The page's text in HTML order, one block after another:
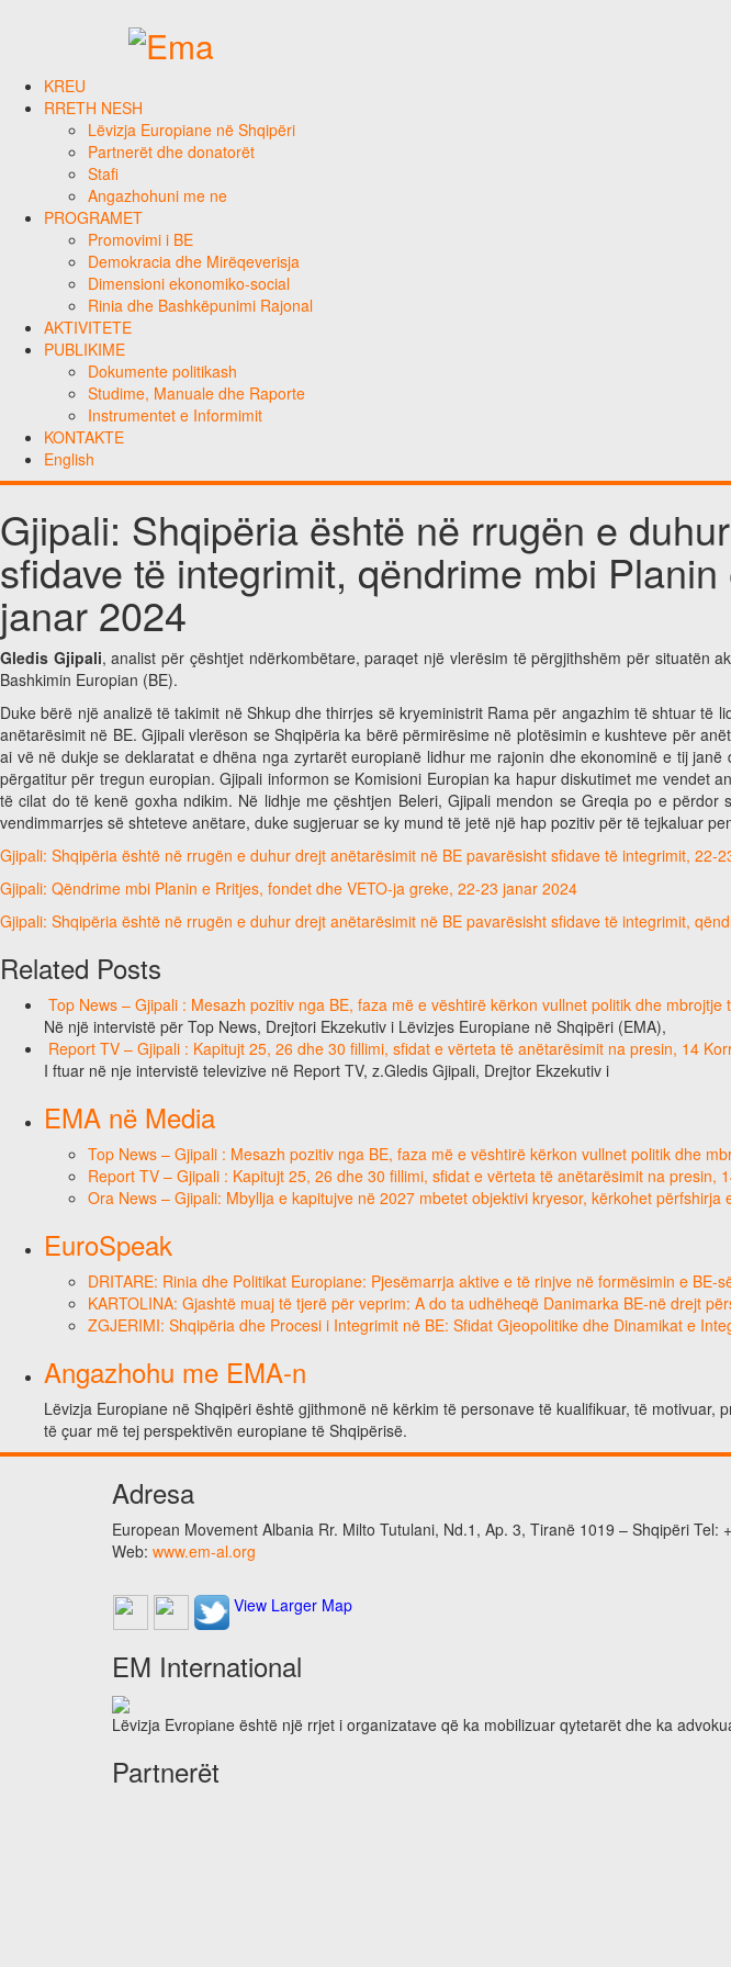
KREU
RRETH NESH
Lëvizja Europiane në Shqipëri
Partnerët dhe donatorët
Stafi
Angazhohuni me ne
PROGRAMET
Promovimi i BE
Demokracia dhe Mirëqeverisja
Dimensioni ekonomiko-social
Rinia dhe Bashkëpunimi Rajonal
AKTIVITETE
PUBLIKIME
Dokumente politikash
Studime, Manuale dhe Raporte
Instrumentet e Informimit
KONTAKTE
English
Gjipali: Shqipëria është në rrugën e
sfidave të integrimit, qëndrime mbi
janar 2024
Gledis Gjipali, analist për çështjet ndërkombëtare, paraqet një vlerësim të përgjithshëm për situatën
Bashkimin Europian (BE).
Duke bërë një analizë të takimit në Shkup dhe thirrjes së kryeministrit Rama për angazhim të shtuar
anëtarësimit në BE. Gjipali vlerëson se Shqipëria ka bërë përmirësime në plotësimin e kushteve për
ai vë në dukje se deklaratat e dhëna nga zyrtarët europianë lidhur me rajonin dhe ekonominë e tij
përgatitur për tregun europian. Gjipali informon se Komisioni Europian ka hapur diskutimet me
të cilat do të kenë goxha ndikim. Në lidhje me çështjen Beleri, Gjipali mendon se Greqia po e
vendimmarrjes së shteteve anëtare, duke sugjeruar se ky mund të jetë një hap pozitiv për të tejkaluar
Gjipali: Shqipëria është në rrugën e duhur drejt anëtarësimit në BE pavarësisht sfidave të integrimit, 22-
Gjipali: Qëndrime mbi Planin e Rritjes, fondet dhe VETO-ja greke, 22-23 janar 2024
Gjipali: Shqipëria është në rrugën e duhur drejt anëtarësimit në BE pavarësisht sfidave të integrimit,
Related Posts
Top News – Gjipali : Mesazh pozitiv nga BE, faza më e vështirë kërkon vullnet politik dhe
Në një intervistë për Top News, Drejtori Ekzekutiv i Lëvizjes Europiane në Shqipëri (EMA),
Report TV – Gjipali : Kapitujt 25, 26 dhe 30 fillimi, sfidat e vërteta të anëtarësimit na presin, 14
I ftuar në nje intervistë televizive në Report TV, z.Gledis Gjipali, Drejtor Ekzekutiv i
EMA në Media
Top News – Gjipali : Mesazh pozitiv nga BE, faza më e vështirë kërkon vullnet politik dhe
Report TV – Gjipali : Kapitujt 25, 26 dhe 30 fillimi, sfidat e vërteta të anëtarësimit na presin,
Ora News – Gjipali: Mbyllja e kapitujve në 2027 mbetet objektivi kryesor, kërkohet
EuroSpeak
DRITARE: Rinia dhe Politikat Europiane: Pjesëmarrja aktive e të rinjve në formësimin e BE-
KARTOLINA: Gjashtë muaj të tjerë për veprim: A do ta udhëheqë Danimarka BE-në drejt
ZGJERIMI: Shqipëria dhe Procesi i Integrimit në BE: Sfidat Gjeopolitike dhe Dinamikat e
Angazhohu me EMA-n
Lëvizja Europiane në Shqipëri është gjithmonë në kërkim të personave të kualifikuar, të
të çuar më tej perspektivën europiane të Shqipërisë.
Adresa
European Movement Albania Rr. Milto Tutulani, Nd.1, Ap. 3, Tiranë 1019 – Shqipëri Tel:
Web: www.em-al.org
View Larger Map
EM International
Lëvizja Evropiane është një rrjet i organizatave që ka mobilizuar qytetarët dhe ka
Partnerët